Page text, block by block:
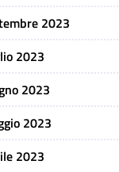
2023
2023
2023
2023
2023